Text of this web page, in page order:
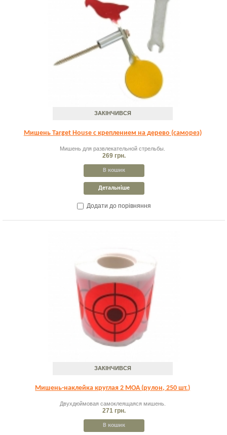
ЗАКІНЧИВСЯ
Мишень Target House с креплением на дерево (саморез)
Мишень для развлекательной стрельбы.
269 грн.
В кошик
Детальніше
Додати до порівняння
ЗАКІНЧИВСЯ
Мишень-наклейка круглая 2 MOA (рулон, 250 шт.)
Двухдюймовая самоклеящаяся мишень.
271 грн.
В кошик